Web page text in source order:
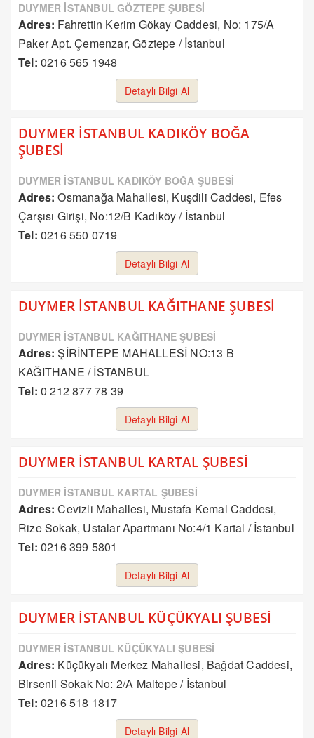
DUYMER İSTANBUL GÖZTEPE ŞUBESİ
Adres: Fahrettin Kerim Gökay Caddesi, No: 175/A
Paker Apt. Çemenzar, Göztepe / İstanbul
Tel: 0216 565 1948
Detaylı Bilgi Al
DUYMER İSTANBUL KADIKÖY BOĞA
ŞUBESİ
DUYMER İSTANBUL KADIKÖY BOĞA ŞUBESİ
Adres: Osmanağa Mahallesi, Kuşdili Caddesi, Efes
Çarşısı Girişi, No:12/B Kadıköy / İstanbul
Tel: 0216 550 0719
Detaylı Bilgi Al
DUYMER İSTANBUL KAĞITHANE ŞUBESİ
DUYMER İSTANBUL KAĞITHANE ŞUBESİ
Adres: ŞİRİNTEPE MAHALLESİ NO:13 B
KAĞITHANE / İSTANBUL
Tel: 0 212 877 78 39
Detaylı Bilgi Al
DUYMER İSTANBUL KARTAL ŞUBESİ
DUYMER İSTANBUL KARTAL ŞUBESİ
Adres: Cevizli Mahallesi, Mustafa Kemal Caddesi,
Rize Sokak, Ustalar Apartmanı No:4/1 Kartal / İstanbul
Tel: 0216 399 5801
Detaylı Bilgi Al
DUYMER İSTANBUL KÜÇÜKYALI ŞUBESİ
DUYMER İSTANBUL KÜÇÜKYALI ŞUBESİ
Adres: Küçükyalı Merkez Mahallesi, Bağdat Caddesi,
Birsenli Sokak No: 2/A Maltepe / İstanbul
Tel: 0216 518 1817
Detaylı Bilgi Al